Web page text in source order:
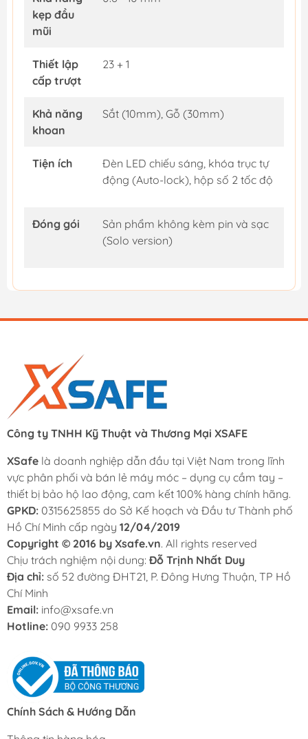
kẹp đầu
mũi
Thiết lập
cấp trượt
23 + 1
Khả năng
khoan
Sắt (10mm), Gỗ (30mm)
Tiện ích
Đèn LED chiếu sáng, khóa trục tự
động (Auto-lock), hộp số 2 tốc độ
Đóng gói
Sản phẩm không kèm pin và sạc
(Solo version)
Công ty TNHH Kỹ Thuật và Thương Mại XSAFE
XSafe là doanh nghiệp dẫn đầu tại Việt Nam trong lĩnh
vực phân phối và bán lẻ máy móc – dụng cụ cầm tay –
thiết bị bảo hộ lao động, cam kết 100% hàng chính hãng.
GPKD: 0315625855 do Sở Kế hoạch và Đầu tư Thành phố
Hồ Chí Minh cấp ngày 12/04/2019
Copyright © 2016 by Xsafe.vn. All rights reserved
Chịu trách nghiệm nội dung: Đỗ Trịnh Nhất Duy
Địa chỉ: số 52 đường ĐHT21, P. Đông Hưng Thuận, TP Hồ
Chí Minh
Email: info@xsafe.vn
Hotline: 090 9933 258
Chính Sách & Hướng Dẫn